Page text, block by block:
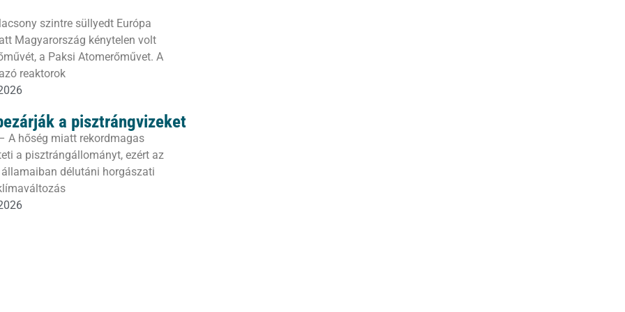
szintre süllyedt Európa
Magyarország kénytelen volt
a Paksi Atomerőművet. A
reaktorok
a pisztrángvizeket
A hőség miatt rekordmagas
a pisztrángállományt, ezért az
délutáni horgászati